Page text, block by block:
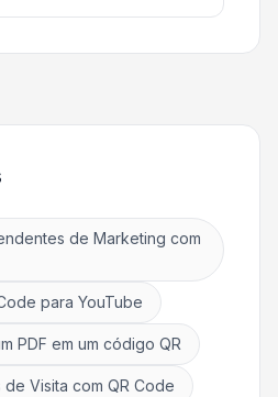
de Marketing com
para YouTube
PDF em um código QR
Visita com QR Code